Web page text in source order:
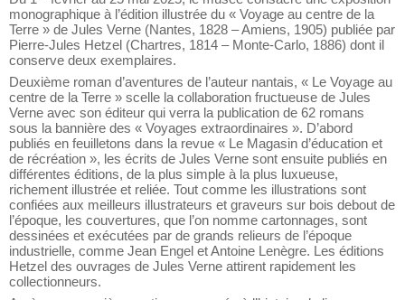
Du 1
février au 25 mai 2025, le musée consacre une exposition
monographique à l’édition illustrée du « Voyage au centre de la
Terre » de Jules Verne (Nantes, 1828 – Amiens, 1905) publiée par
Pierre-Jules Hetzel (Chartres, 1814 – Monte-Carlo, 1886) dont il
conserve deux exemplaires.
Deuxième roman d’aventures de l’auteur nantais, « Le Voyage au
centre de la Terre » scelle la collaboration fructueuse de Jules
Verne avec son éditeur qui verra la publication de 62 romans
sous la bannière des « Voyages extraordinaires ». D’abord
publiés en feuilletons dans la revue « Le Magasin d’éducation et
de récréation », les écrits de Jules Verne sont ensuite publiés en
différentes éditions, de la plus simple à la plus luxueuse,
richement illustrée et reliée. Tout comme les illustrations sont
confiées aux meilleurs illustrateurs et graveurs sur bois debout de
l’époque, les couvertures, que l’on nomme cartonnages, sont
dessinées et exécutées par de grands relieurs de l’époque
industrielle, comme Jean Engel et Antoine Lenègre. Les éditions
Hetzel des ouvrages de Jules Verne attirent rapidement les
collectionneurs.